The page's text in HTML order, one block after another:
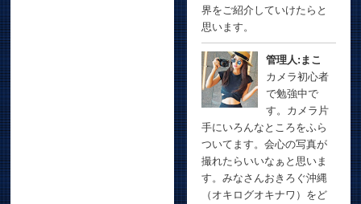
界をご紹介していけたらと
思います。
管理人:まこ
カメラ初心者
で勉強中で
す。カメラ片
手にいろんなところをふら
ついてます。会心の写真が
撮れたらいいなぁと思いま
す。みなさんおきろぐ沖縄
（オキログオキナワ）をど